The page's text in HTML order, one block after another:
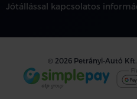
Jótállással kapcsolatos
© 2026 Petrányi-Autó